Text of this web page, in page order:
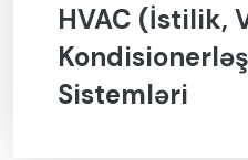
HVAC (İstilik,
Sistemləri